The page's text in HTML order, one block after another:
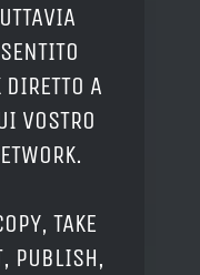
A
VOSTRO
TAKE
PUBLISH,